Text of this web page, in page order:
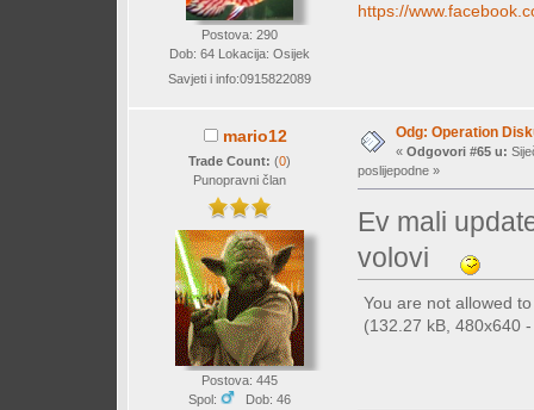
Postova: 290
Dob: 64 Lokacija: Osijek
Savjeti i info:0915822089
https://
mario12
Trade Count: (0)
Punopravni član
Postova: 445
Spol:
Dob: 46
Odg: Operation
« Odgovori #65 u:
poslijepodne »
Ev mali
volovi
You are not allowed
(132.27 kB, 480x640